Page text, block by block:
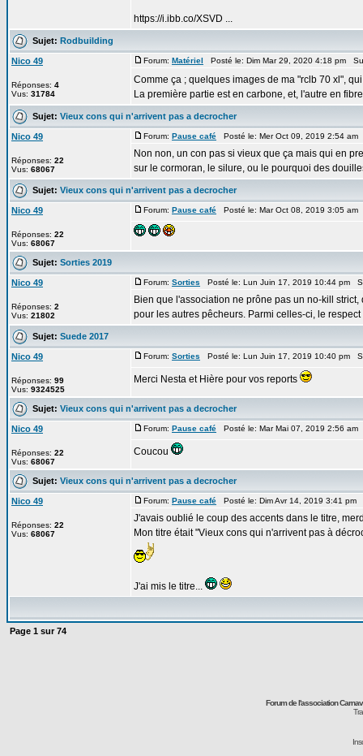
https://i.ibb.co/XSVD ...
Sujet: Rodbuilding
Nico 49
Réponses: 4
Vus: 31784
Forum: Matériel Posté le: Dim Mar 29, 2020 4:18 pm
Comme ça ; quelques images de ma "rclb 70 xl",
La première partie est en carbone, et, l'autre en
Sujet: Vieux cons qui n'arrivent pas a decrocher
Nico 49
Réponses: 22
Vus: 68067
Forum: Pause café Posté le: Mer Oct 09, 2019 2:54
Non non, un con pas si vieux que ça mais qui en
sur le cormoran, le silure, ou le pourquoi des
Sujet: Vieux cons qui n'arrivent pas a decrocher
Nico 49
Réponses: 22
Vus: 68067
Forum: Pause café Posté le: Mar Oct 08, 2019 3:05
Sujet: Sorties 2019
Nico 49
Réponses: 2
Vus: 21802
Forum: Sorties Posté le: Lun Juin 17, 2019 10:44 pm
Bien que l'association ne prône pas un no-kill
pour les autres pêcheurs. Parmi celles-ci, le respect
Sujet: Suede 2017
Nico 49
Réponses: 99
Vus: 9324525
Forum: Sorties Posté le: Lun Juin 17, 2019 10:40 pm
Merci Nesta et Hière pour vos reports
Sujet: Vieux cons qui n'arrivent pas a decrocher
Nico 49
Réponses: 22
Vus: 68067
Forum: Pause café Posté le: Mar Mai 07, 2019 2:56
Coucou
Sujet: Vieux cons qui n'arrivent pas a decrocher
Nico 49
Réponses: 22
Vus: 68067
Forum: Pause café Posté le: Dim Avr 14, 2019 3:41
J'avais oublié le coup des accents dans le titre,
Mon titre était "Vieux cons qui n'arrivent pas à
J'ai mis le titre...
Page 1 sur74
Forum de l'association